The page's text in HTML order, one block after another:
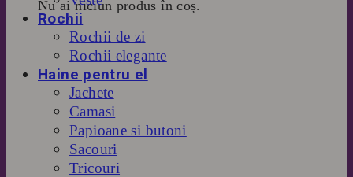
Nu ai niciun produs în coș.
Rochii
Rochii de zi
Rochii elegante
Haine pentru el
Jachete
Camasi
Papioane si butoni
Sacouri
Tricouri